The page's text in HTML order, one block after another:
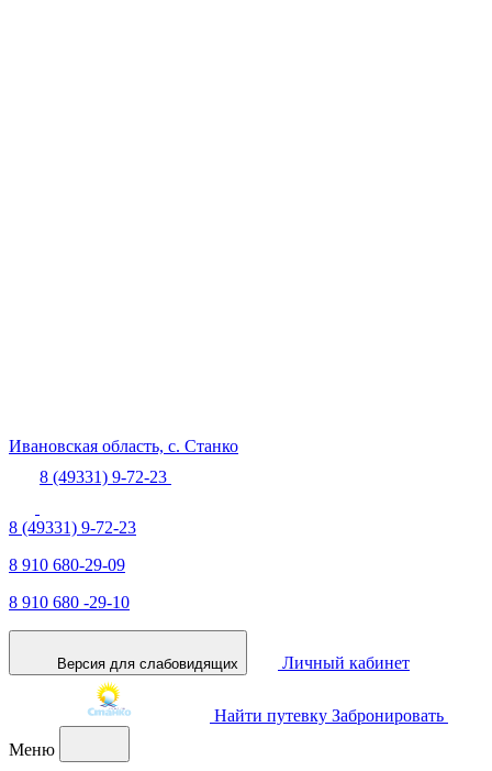
Ивановская область, с. Станко
8 (49331) 9-72-23
8 (49331) 9-72-23
8 910 680-29-09
8 910 680 -29-10
Версия для слабовидящих Личный кабинет
Найти путевку Забронировать
Меню